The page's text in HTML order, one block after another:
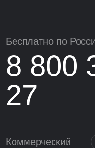
Бесплатно по
8 800
27
Коммерческий